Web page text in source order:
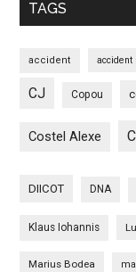
TAGS
accident accident
CJ Copou
Costel Alexe
DIICOT DNA
Klaus Iohannis
Marius Bodea